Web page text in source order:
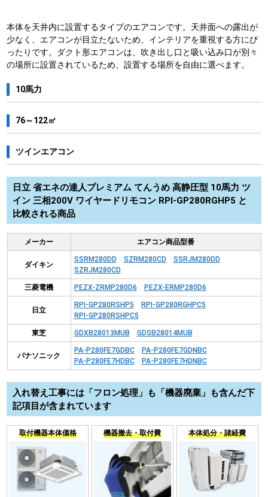
本体を天井内に設置するタイプのエアコンです。天井面への露出が
少なく、エアコンが目立たないため、インテリアを重視する方にぴ
ったりです。ダクト形エアコンは、吹き出し口と吸い込み口が別々
の場所に設置されているため、設置する場所を自由に選べます。
10馬力
76～122㎡
ツインエアコン
日立 省エネの達人プレミアム てんうめ 高静圧型 10馬力 ツ
イン 三相200V ワイヤードリモコン RPI-GP280RGHP5 と
比較される商品
メーカー エアコン商品型番
ダイキン
SSRM280DD SZRM280CD
SSRJM280DD
SZRJM280CD
三菱電機 PEZX-ZRMP280D6 PEZX-ERMP280D6
日立
RPI-GP280RSHP5
RPI-GP280RGHPC5
RPI-GP280RSHPC5
東芝 GDXB28013MUB GDSB28014MUB
パナソニック
PA-P280FE7GDBC
PA-P280FE7GDNBC
PA-P280FE7HDBC
PA-P280FE7HDNBC
入れ替え工事には「フロン処理」も「機器廃棄」も含んだ下
記項目が含まれています
取付機器本体価格 機器撤去・取付費 本体処分・諸経費